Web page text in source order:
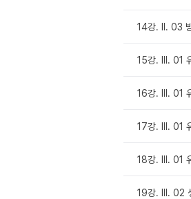
14강. Ⅱ. 03
15강. Ⅲ. 01
16강. Ⅲ. 01
17강. Ⅲ. 01
18강. Ⅲ. 01
19강. Ⅲ. 02